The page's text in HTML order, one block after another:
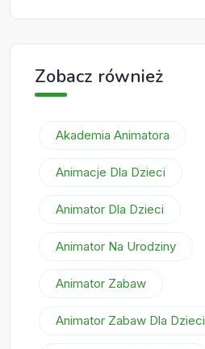
Zobacz również
Akademia Animatora
Animacje Dla Dzieci
Animator Dla Dzieci
Animator Na Urodziny
Animator Zabaw
Animator Zabaw Dla Dzieci